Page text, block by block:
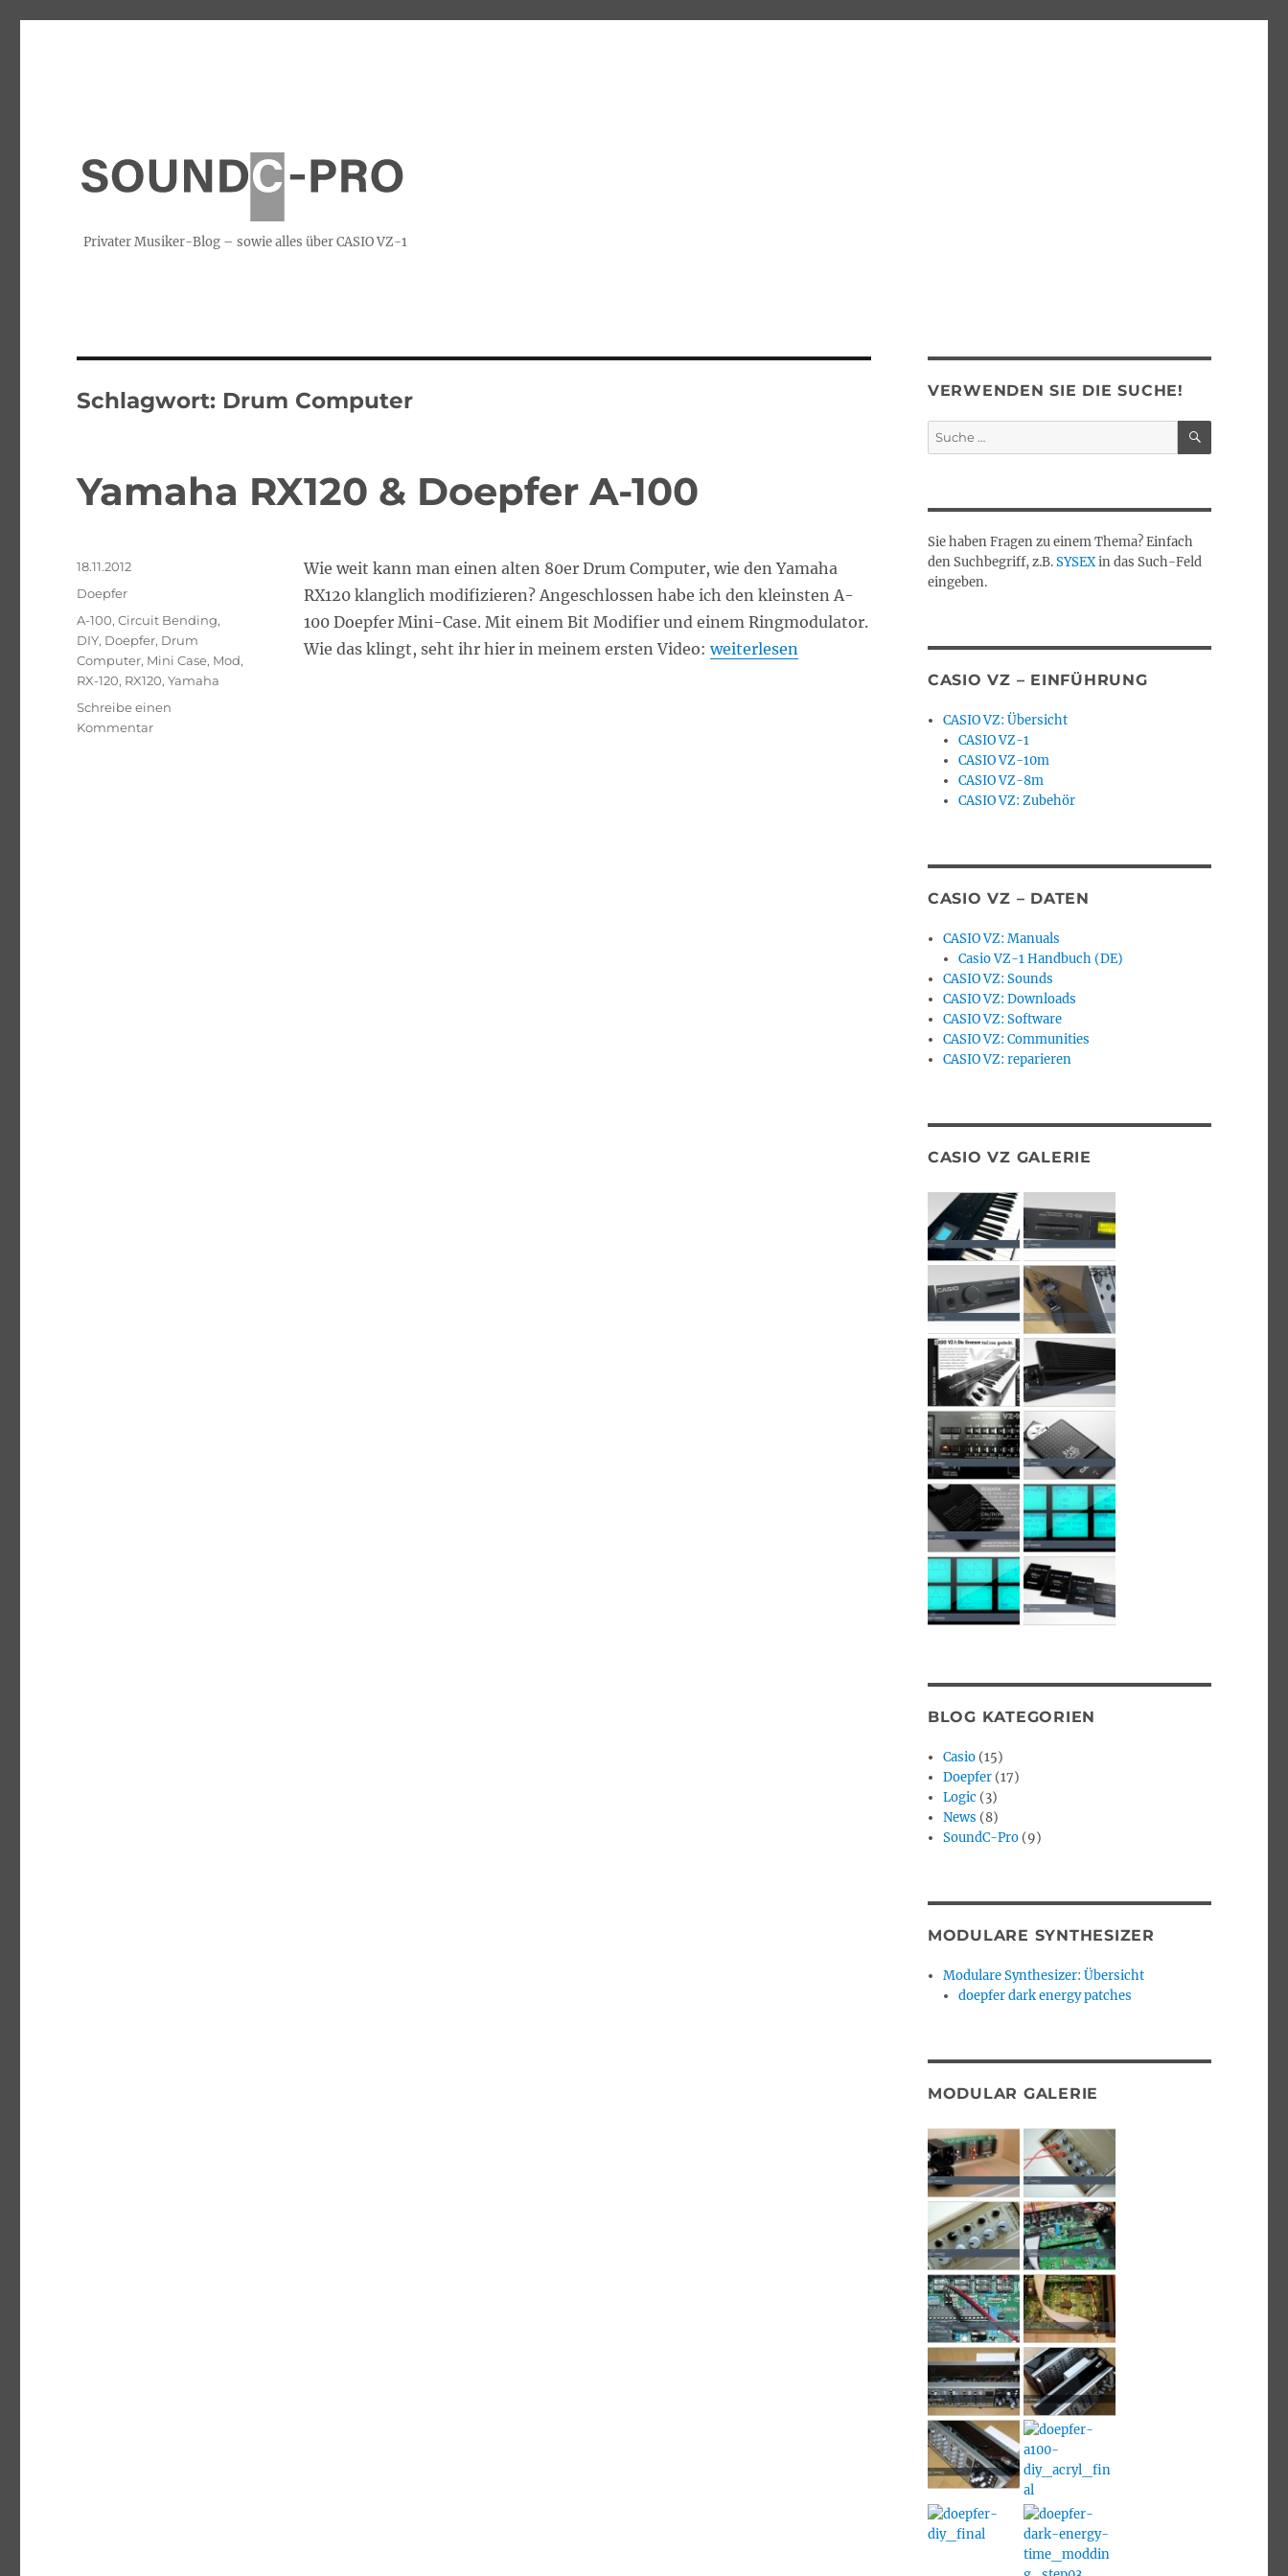
Privater Musiker-Blog – sowie alles über CASIO VZ-1
Schlagwort: Drum Computer
Yamaha RX120 & Doepfer A-100
Wie weit kann man einen alten 80er Drum Computer, wie den Yamaha
RX120 klanglich modifizieren? Angeschlossen habe ich den kleinsten A-
100 Doepfer Mini-Case. Mit einem Bit Modifier und einem Ringmodulator.
Wie das klingt, seht ihr hier in meinem ersten Video:„Yamaha RX120 & Doepfer A-100“
weiterlesen
Veröffentlicht
18.11.2012
Kategorien
Doepfer
Schlagwörter
A-100,Circuit Bending,
DIY, Doepfer, Drum
Computer, Mini Case, Mod,
RX-120, RX120,Yamaha
Schreibe einen
Kommentarzu
VERWENDEN SIE DIE SUCHE!
Suche
nach:
SUCHEN
Sie haben Fragen zu einem Thema? Einfach
den Suchbegriff, z.B.SYSEXin das Such-Feld
eingeben.
CASIO VZ – EINFÜHRUNG
CASIO VZ: Übersicht
CASIO VZ-1
CASIO VZ-10m
CASIO VZ-8m
CASIO VZ: Zubehör
CASIO VZ – DATEN
CASIO VZ: Manuals
Casio VZ-1 Handbuch (DE)
CASIO VZ: Sounds
CASIO VZ: Downloads
CASIO VZ: Software
CASIO VZ: Communities
CASIO VZ: reparieren
CASIO VZ GALERIE
BLOG KATEGORIEN
Casio (15)
Doepfer (17)
Logic (3)
News (8)
SoundC-Pro (9)
MODULARE SYNTHESIZER
Modulare Synthesizer: Übersicht
doepfer dark energy patches
MODULAR GALERIE